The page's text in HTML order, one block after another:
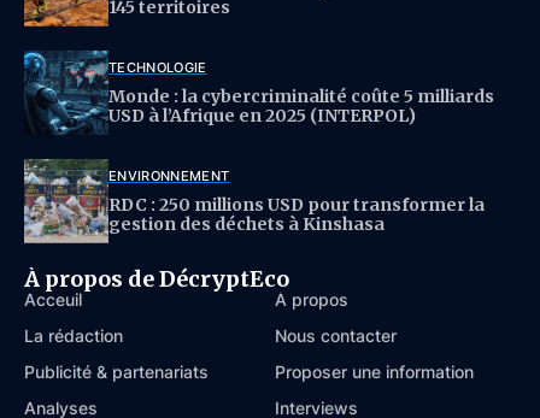
145 territoires
TECHNOLOGIE
Monde : la cybercriminalité coûte 5 milliards
USD à l’Afrique en 2025 (INTERPOL)
ENVIRONNEMENT
RDC : 250 millions USD pour transformer la
gestion des déchets à Kinshasa
À propos de DécryptEco
Acceuil
À propos
La rédaction
Nous contacter
Publicité & partenariats
Proposer une information
Analyses
Interviews